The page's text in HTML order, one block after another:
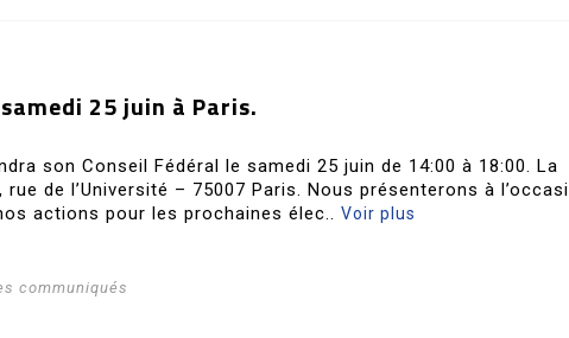
25 juin à Paris.
son Conseil Fédéral le samedi 25 juin de 14:00 à 18:00. La
de l’Université – 75007 Paris. Nous présenterons à
actions pour les prochaines élec.. Voir plus
communiqués